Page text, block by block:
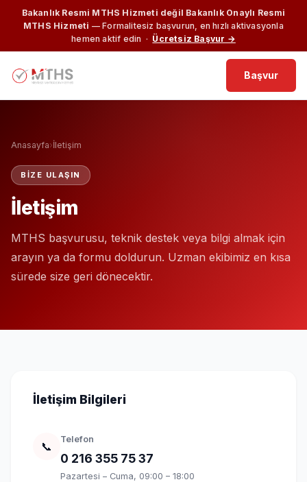
Bakanlık Resmi MTHS Hizmeti değil Bakanlık Onaylı Resmi
MTHS Hizmeti — Formalitesiz başvurun, en hızlı aktivasyonla
hemen aktif edin · Ücretsiz Başvur →
Başvur
Anasayfa›İletişim
BIZE ULAŞIN
İletişim
MTHS başvurusu, teknik destek veya bilgi almak için
arayın ya da formu doldurun. Uzman ekibimiz en kısa
sürede size geri dönecektir.
İletişim Bilgileri
📞 Telefon
0 216 355 75 37
Pazartesi – Cuma, 09:00 – 18:00